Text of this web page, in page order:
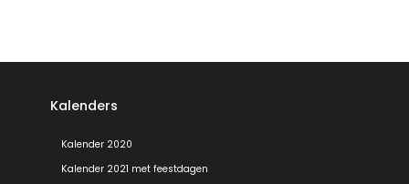
Kalenders
Kalender 2020
Kalender 2021 met feestdagen